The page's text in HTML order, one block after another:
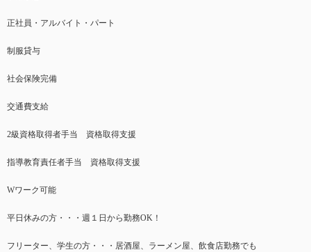
正社員・アルバイト・パート
制服貸与
社会保険完備
交通費支給
2級資格取得者手当 資格取得支援
指導教育責任者手当 資格取得支援
Wワーク可能
平日休みの方・・・週１日から勤務OK！
フリーター、学生の方・・・居酒屋、ラーメン屋、飲食店勤務でも